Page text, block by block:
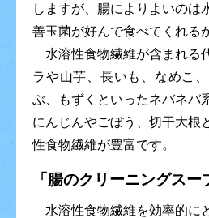
しますが、腸によりよいのは
善玉菌が好んで食べてくれる
水溶性食物繊維が含まれる
ラや山芋、長いも、なめこ
ぶ、もずくといったネバネバ
にんじんやごぼう、切干大根
性食物繊維が豊富です。
「腸のクリーニングス
水溶性食物繊維を効率的に